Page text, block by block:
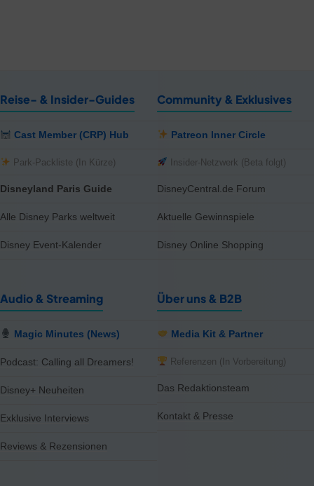
Reise- & Insider-Guides
Cast Member (CRP) Hub
Park-Packliste (In Kürze)
Disneyland Paris Guide
Alle Disney Parks weltweit
Disney Event-Kalender
Community & Exklusives
Patreon Inner Circle
Insider-Netzwerk (Beta folgt)
DisneyCentral.de Forum
Aktuelle Gewinnspiele
Disney Online Shopping
Audio & Streaming
Magic Minutes (News)
Podcast: Calling all Dreamers!
Disney+ Neuheiten
Exklusive Interviews
Reviews & Rezensionen
Über uns & B2B
Media Kit & Partner
Referenzen (In Vorbereitung)
Das Redaktionsteam
Kontakt & Presse